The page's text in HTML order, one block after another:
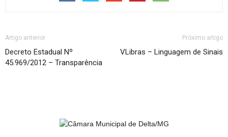
Artigo anterior
Decreto Estadual Nº
45.969/2012 – Transparência
Próximo artigo
VLibras – Linguagem de Sinais